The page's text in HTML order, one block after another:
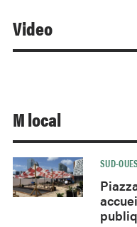
Video
M local
SUD-